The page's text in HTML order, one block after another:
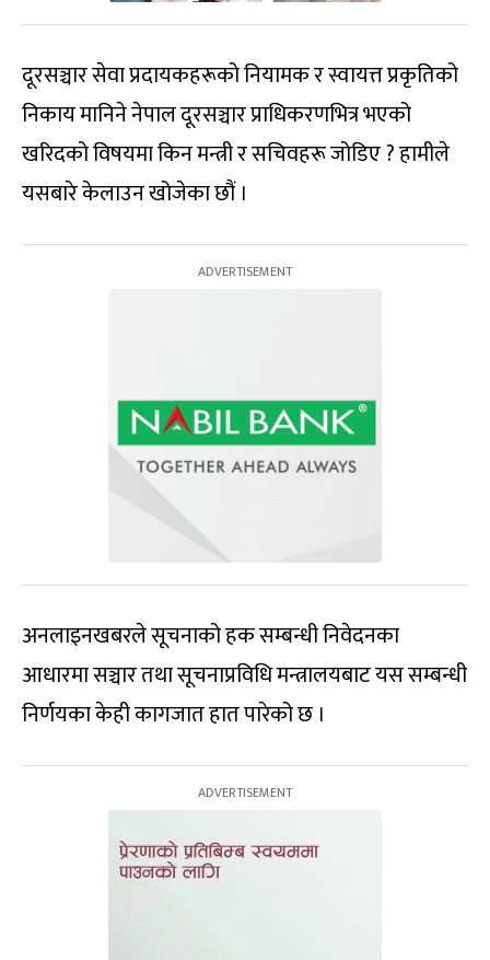
दूरसञ्चार सेवा प्रदायकहरूको नियामक र स्वायत्त प्रकृतिको
निकाय मानिने नेपाल दूरसञ्चार प्राधिकरणभित्र भएको
खरिदको विषयमा किन मन्त्री र सचिवहरू जोडिए ? हामीले
यसबारे केलाउन खोजेका छौं ।
अनलाइनखबरले सूचनाको हक सम्बन्धी निवेदनका
आधारमा सञ्चार तथा सूचनाप्रविधि मन्त्रालयबाट यस सम्बन्धी
निर्णयका केही कागजात हात पारेको छ ।